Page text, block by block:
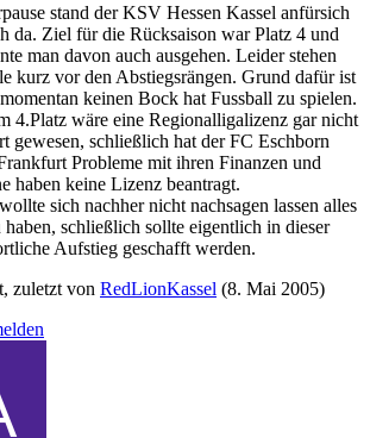
stand der KSV Hessen Kassel anfürsich
da. Ziel für die Rücksaison war Platz 4 und
man davon auch ausgehen. Leider stehen
kurz vor den Abstiegsrängen. Grund dafür ist
keinen Bock hat Fussball zu spielen.
4.Platz wäre eine Regionalligalizenz gar nicht
gewesen, schließlich hat der FC Eschborn
Probleme mit ihren Finanzen und
haben keine Lizenz beantragt.
sich nachher nicht nachsagen lassen alles
haben, schließlich sollte eigentlich in dieser
Aufstieg geschafft werden.
zuletzt von RedLionKassel (8. Mai 2005)